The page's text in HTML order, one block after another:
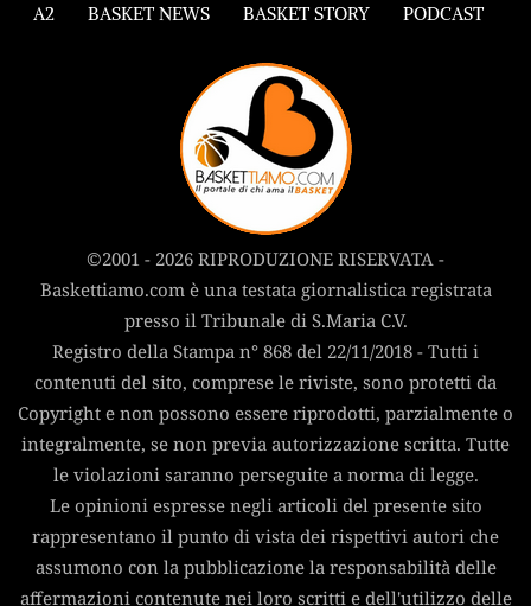
A2
BASKET NEWS BASKET STORY PODCAST
©2001 - 2026 RIPRODUZIONE RISERVATA -
Baskettiamo.com è una testata giornalistica registrata
presso il Tribunale di S.Maria C.V.
Registro della Stampa n° 868 del 22/11/2018 - Tutti i
contenuti del sito, comprese le riviste, sono protetti da
Copyright e non possono essere riprodotti, parzialmente o
integralmente, se non previa autorizzazione scritta. Tutte
le violazioni saranno perseguite a norma di legge.
Le opinioni espresse negli articoli del presente sito
rappresentano il punto di vista dei rispettivi autori che
assumono con la pubblicazione la responsabilità delle
affermazioni contenute nei loro scritti e dell'utilizzo delle